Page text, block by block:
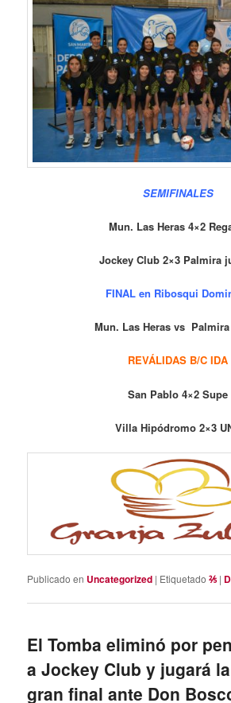
SEMIFINALES
Mun. Las Heras 4×2
Jockey Club 2×3 Palmira
FINAL en Ribosqui
Mun. Las Heras vs
REVÁLIDAS B/C IDA
San Pablo 4×2 Supe
Villa Hipódromo 2×3
Publicado en Uncategorized | Etiquetado ⅖ |
El Tomba eliminó por
a Jockey Club y jugará la
gran final ante Don